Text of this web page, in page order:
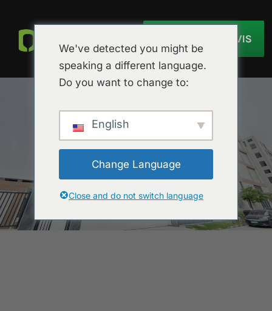
OBTENIR UN DEVIS
We've detected you might be
speaking a different language.
Do you want to change to:
English
Change Language
Close and do not switch language